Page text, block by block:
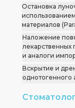
Остановка
материалов
Наложение
лекарственных
и аналоги
Вскрытие и
однотогенного